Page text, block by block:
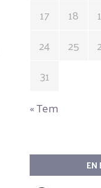
17
18
24
25
31
« Tem
EN